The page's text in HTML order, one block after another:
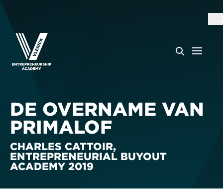
DE OVERNAME VAN
PRIMALOF
CHARLES CATTOIR,
ENTREPRENEURIAL BUYOUT
ACADEMY 2019